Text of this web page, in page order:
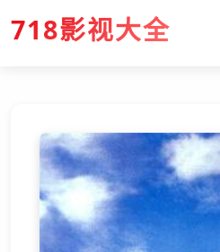
718影视大全